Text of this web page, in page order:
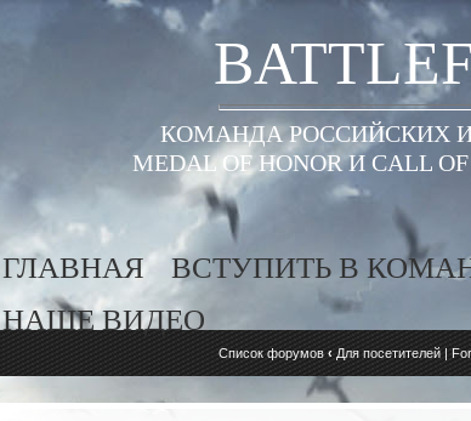
КОМАНДА РОССИЙСКИХ
MEDAL OF HONOR И
ГЛАВНАЯ ВСТУПИТЬ В
НАШЕ ВИДЕО
Список форумов ‹ Для посетителей |